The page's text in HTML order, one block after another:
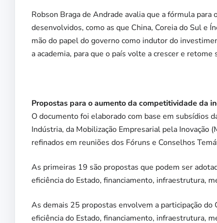
Robson Braga de Andrade avalia que a fórmula
desenvolvidos, como as que China, Coreia do Sul e
mão do papel do governo como indutor do
a academia, para que o país volte a crescer e
Propostas para o aumento da competitividade da
O documento foi elaborado com base em subsídios
Indústria, da Mobilização Empresarial pela Inovação
refinados em reuniões dos Fóruns e Conselhos
As primeiras 19 são propostas que podem ser
eficiência do Estado, financiamento, infraestrutura,
As demais 25 propostas envolvem a participação
eficiência do Estado, financiamento, infraestrutura,